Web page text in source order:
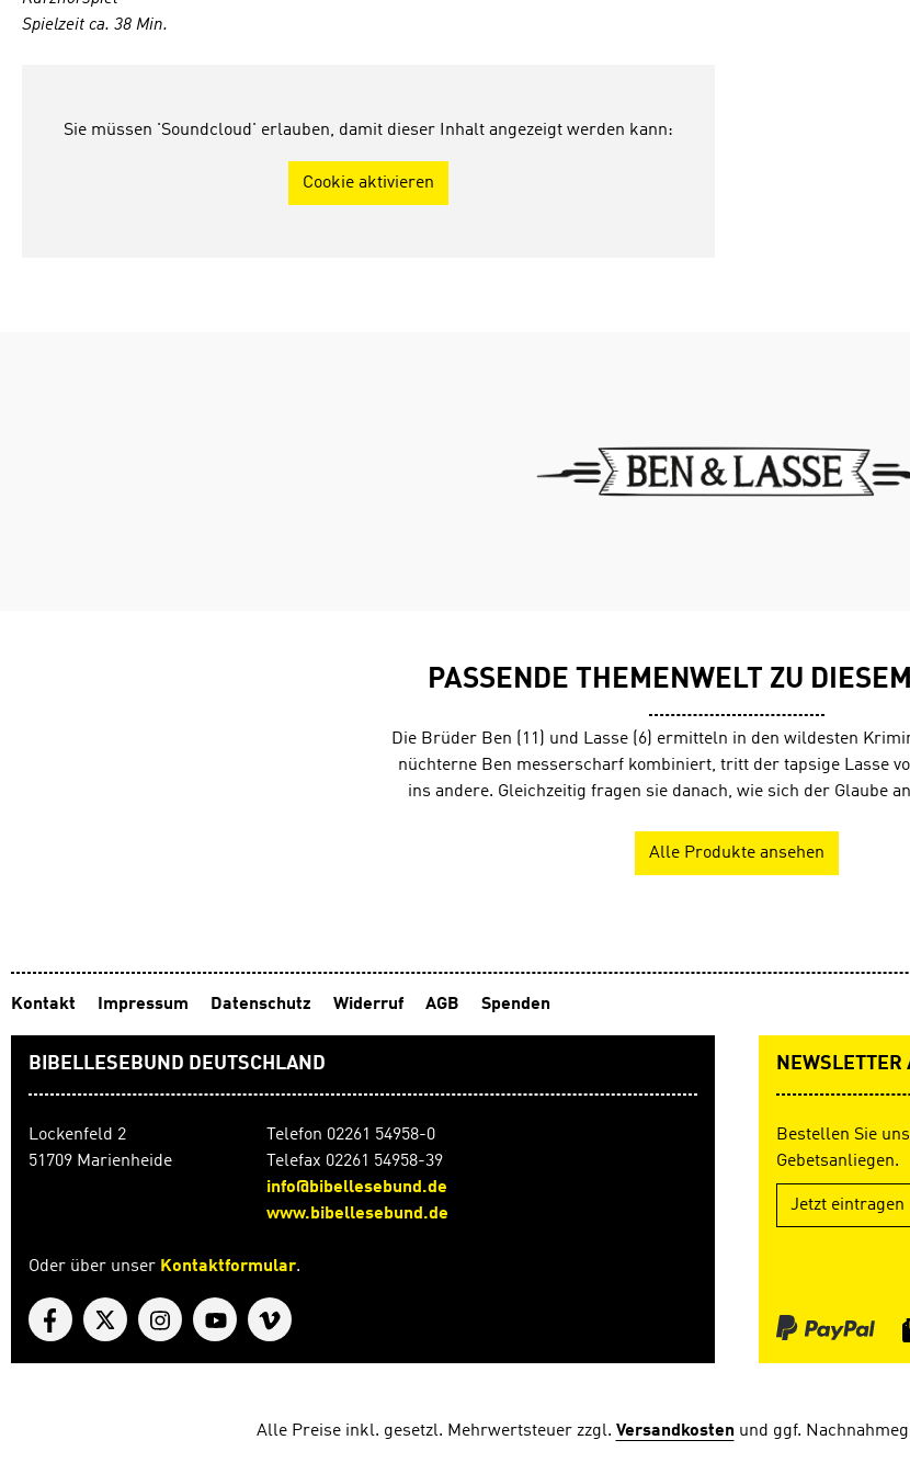
Spielzeit ca. 38 Min.
Sie müssen 'Soundcloud' erlauben, damit dieser Inhalt angezeigt werden kann:
Cookie aktivieren
PASSENDE THEMENWELT ZU
Die Brüder Ben (11) und Lasse (6) ermitteln in den wildesten
nüchterne Ben messerscharf kombiniert, tritt der tapsige Lasse
ins andere. Gleichzeitig fragen sie danach, wie sich der Glaube
Alle Produkte ansehen
Kontakt Impressum Datenschutz Widerruf AGB Spenden
BIBELLESEBUND DEUTSCHLAND
Lockenfeld 2
51709 Marienheide
Telefon 02261 54958-0
Telefax 02261 54958-39
info@bibellesebund.de
www.bibellesebund.de
Oder über unser Kontaktformular.
NEWSLETTER
Bestellen Sie
Gebetsanliegen.
Jetzt eintragen
Alle Preise inkl. gesetzl. Mehrwertsteuer zzgl. Versandkostenund ggf.